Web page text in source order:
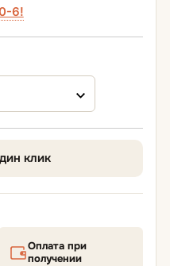
6!
клик
Оплата при
получении